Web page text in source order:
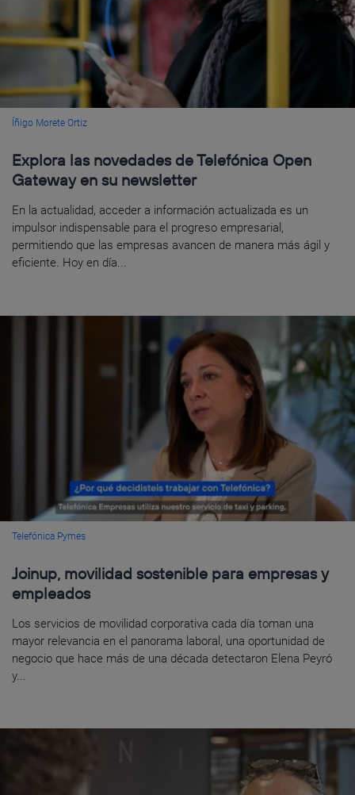
Íñigo Morete Ortiz
Explora las novedades de Telefónica Open
Gateway en su newsletter
En la actualidad, acceder a información actualizada es un
impulsor indispensable para el progreso empresarial,
permitiendo que las empresas avancen de manera más ágil y
eficiente. Hoy en día...
Telefónica Pymes
Joinup, movilidad sostenible para empresas y
empleados
Los servicios de movilidad corporativa cada día toman una
mayor relevancia en el panorama laboral, una oportunidad de
negocio que hace más de una década detectaron Elena Peyró
y...